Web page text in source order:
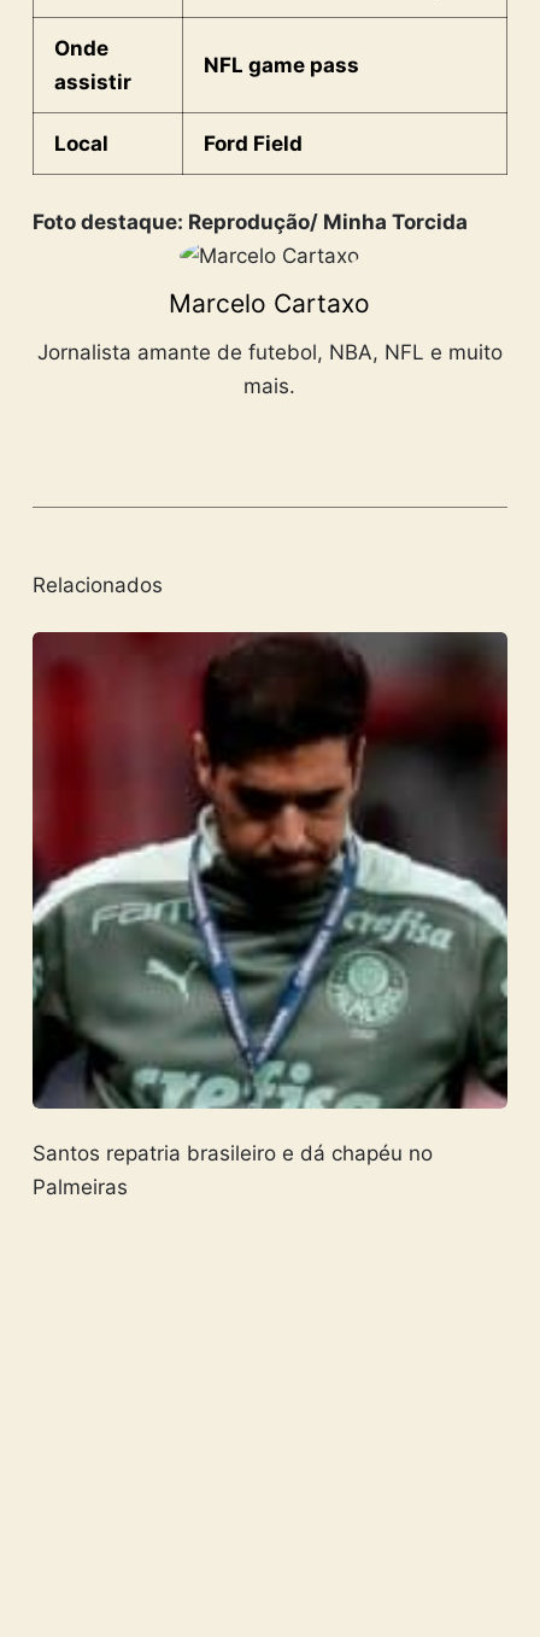
Onde
assistir
NFL game pass
Local Ford Field
Foto destaque: Reprodução/ Minha Torcida
Marcelo Cartaxo
Jornalista amante de futebol, NBA, NFL e muito
mais.
Relacionados
Santos repatria brasileiro e dá chapéu no
Palmeiras